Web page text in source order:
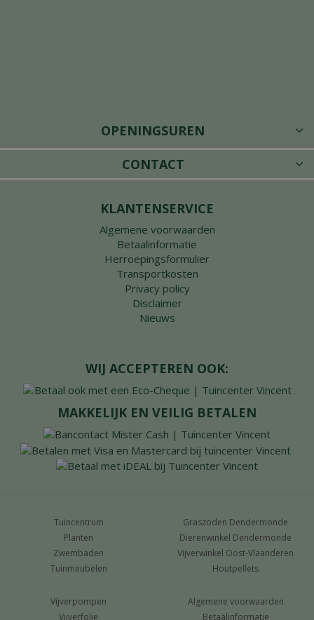
OPENINGSUREN
CONTACT
KLANTENSERVICE
Algemene voorwaarden
Betaalinformatie
Herroepingsformulier
Transportkosten
Privacy policy
Disclaimer
Nieuws
WIJ ACCEPTEREN OOK:
MAKKELIJK EN VEILIG BETALEN
Tuincentrum
Planten
Zwembaden
Tuinmeubelen
Graszoden Dendermonde
Dierenwinkel Dendermonde
Vijverwinkel Oost-Vlaanderen
Houtpellets
Vijverpompen
Vijverfolie
Algemene voorwaarden
Betaalinformatie